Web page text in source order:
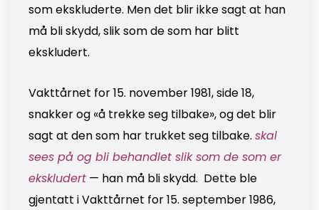
som ekskluderte. Men det blir ikke sagt at han
må bli skydd, slik som de som har blitt
ekskludert.
Vakttårnet for 15. november 1981, side 18,
snakker og «å trekke seg tilbake», og det blir
sagt at den som har trukket seg tilbake. skal
sees på og bli behandlet slik som de som er
ekskludert — han må bli skydd. Dette ble
gjentatt i Vakttårnet for 15. september 1986,